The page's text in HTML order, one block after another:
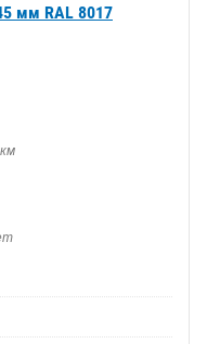
мм RAL 8017